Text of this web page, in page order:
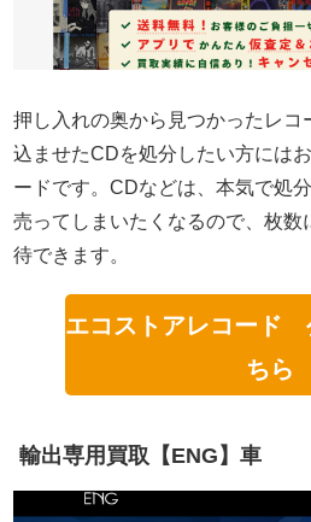
押し入れの奥から見つかったレコ
込ませたCDを処分したい方には
ードです。CDなどは、本気で処
売ってしまいたくなるので、枚数
待できます。
エコストアレコード
ちら
輸出専用買取【ENG】車